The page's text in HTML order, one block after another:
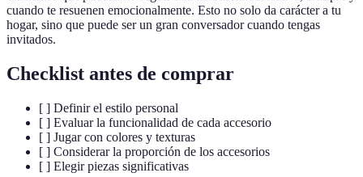
cuando te resuenen emocionalmente. Esto no solo da carácter a tu
hogar, sino que puede ser un gran conversador cuando tengas
invitados.
Checklist antes de comprar
[ ] Definir el estilo personal
[ ] Evaluar la funcionalidad de cada accesorio
[ ] Jugar con colores y texturas
[ ] Considerar la proporción de los accesorios
[ ] Elegir piezas significativas